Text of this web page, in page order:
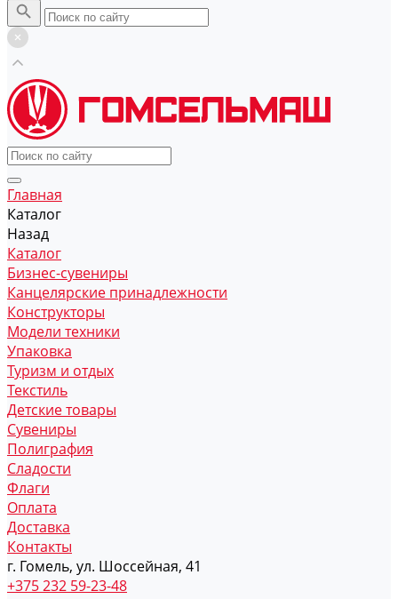
Главная
Каталог
Назад
Каталог
Бизнес-сувениры
Канцелярские принадлежности
Конструкторы
Модели техники
Упаковка
Туризм и отдых
Текстиль
Детские товары
Сувениры
Полиграфия
Сладости
Флаги
Оплата
Доставка
Контакты
г. Гомель, ул. Шоссейная, 41
+375 232 59-23-48